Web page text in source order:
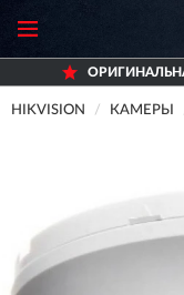
HIKVISION КАМЕРЫ